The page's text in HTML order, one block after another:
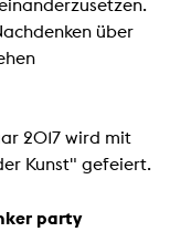
über
2017 wird mit
Kunst" gefeiert.
party